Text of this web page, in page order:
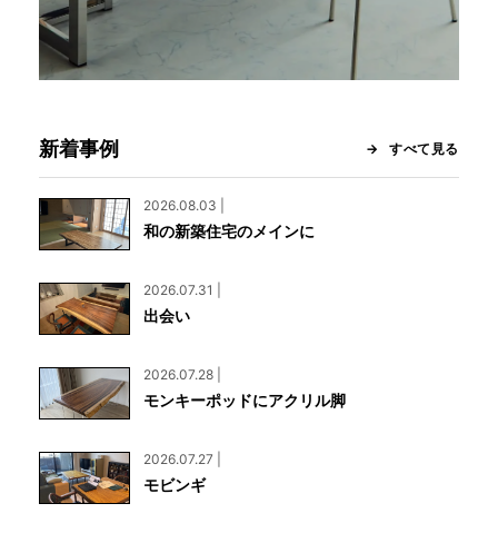
新着事例 すべて見る
2026.08.03 |
和の新築住宅のメインに
2026.07.31 |
出会い
2026.07.28 |
モンキーポッドにアクリル脚
2026.07.27 |
モビンギ